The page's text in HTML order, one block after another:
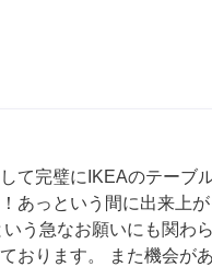
て完璧にIKEAのテーブ
あっという間に出来上
う急なお願いにも関わ
おります。 また機会が